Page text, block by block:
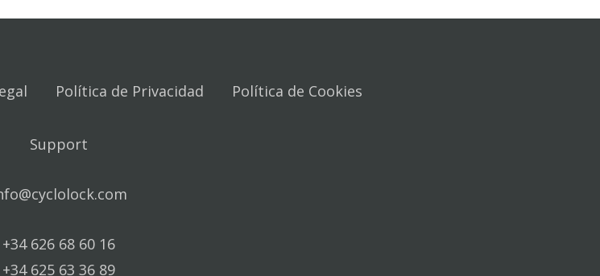
Política de Privacidad Política de Cookies
Support
+34 626 68 60 16
+34 625 63 36 89